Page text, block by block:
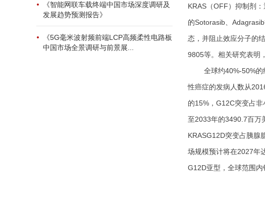
《智能网联车载终端中国市场深度调研及
发展趋势预测报告》
《5G毫米波射频前端LCP高频柔性电路板
中国市场全景调研与前景展...
KRAS（OFF）抑制剂
的Sotorasib、
态，并阻止效应分子的
9805等。相关研究表明
全球约40%-50%的
性癌症的发病人数从
的15%，G12C突变占
至2033年的3490.7百万
KRASG12D突变占胰腺
场规模预计将在2027年
G12D亚型，全球范围内